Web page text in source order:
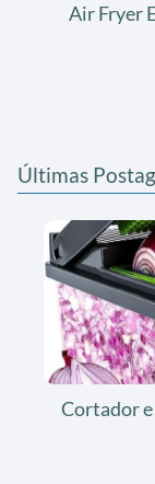
Air Fryer
Últimas
Cortador